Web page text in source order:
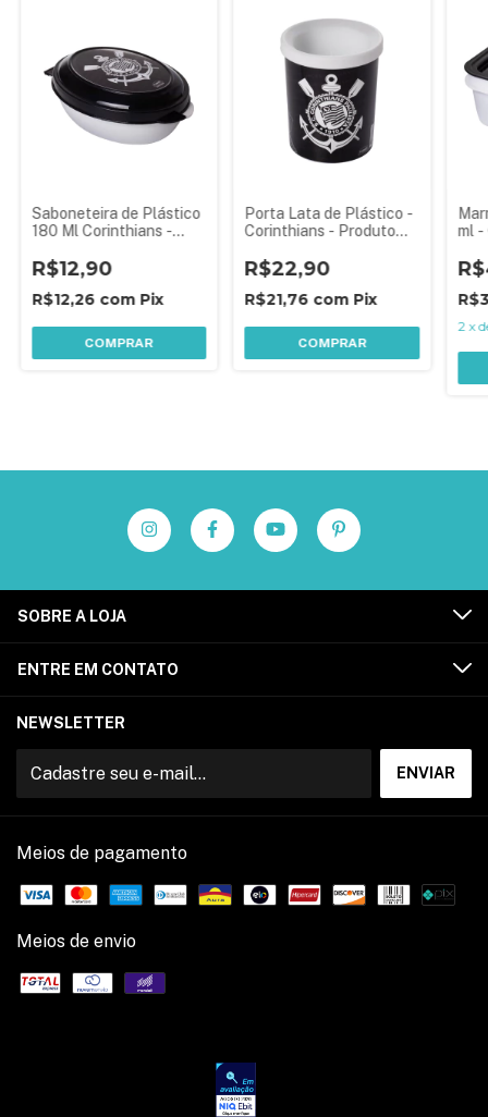
Saboneteira de Plástico
180 Ml Corinthians -
Licenciado
R$12,90
R$12,26 com Pix
COMPRAR
Porta Lata de Plástico -
Corinthians - Produto
R$22,90
R$21,76 com Pix
COMPRAR
ml -
2 x
SOBRE A LOJA
ENTRE EM CONTATO
NEWSLETTER
Meios de pagamento
Meios de envio